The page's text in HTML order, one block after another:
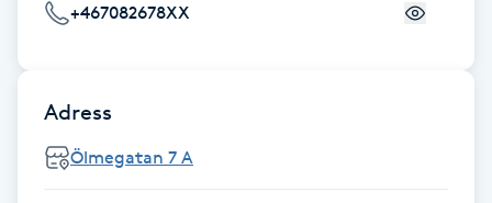
Gua Sha-massage
H
Hatha Yoga
+467082678XX
Adress
Ölmegatan 7 A